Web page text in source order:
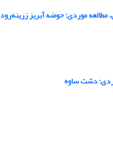
موردی: حوضه آبریز زرینه‌رود
دشت ساوه